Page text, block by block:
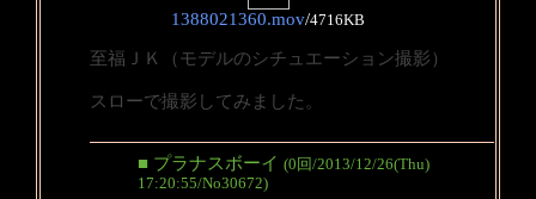
1388021360.mov/4716KB
至福ＪＫ（モデルのシチュエーション撮影）
スローで撮影してみました。
■ プラナスボーイ (0回/2013/12/26(Thu)
17:20:55/No30672)